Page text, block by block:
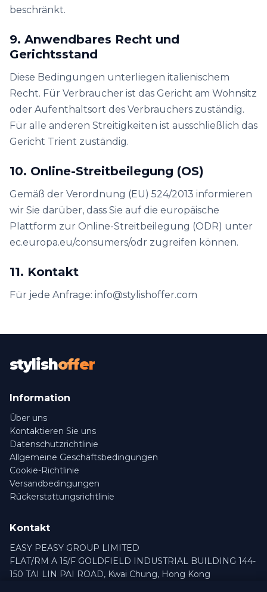
beschränkt.
9. Anwendbares Recht und
Gerichtsstand
Diese Bedingungen unterliegen italienischem
Recht. Für Verbraucher ist das Gericht am Wohnsitz
oder Aufenthaltsort des Verbrauchers zuständig.
Für alle anderen Streitigkeiten ist ausschließlich das
Gericht Trient zuständig.
10. Online-Streitbeilegung (OS)
Gemäß der Verordnung (EU) 524/2013 informieren
wir Sie darüber, dass Sie auf die europäische
Plattform zur Online-Streitbeilegung (ODR) unter
ec.europa.eu/consumers/odr zugreifen können.
11. Kontakt
Für jede Anfrage: info@stylishoffer.com
stylishoffer
Information
Über uns
Kontaktieren Sie uns
Datenschutzrichtlinie
Allgemeine Geschäftsbedingungen
Cookie-Richtlinie
Versandbedingungen
Rückerstattungsrichtlinie
Kontakt
EASY PEASY GROUP LIMITED
FLAT/RM A 15/F GOLDFIELD INDUSTRIAL BUILDING 144-
150 TAI LIN PAI ROAD, Kwai Chung, Hong Kong